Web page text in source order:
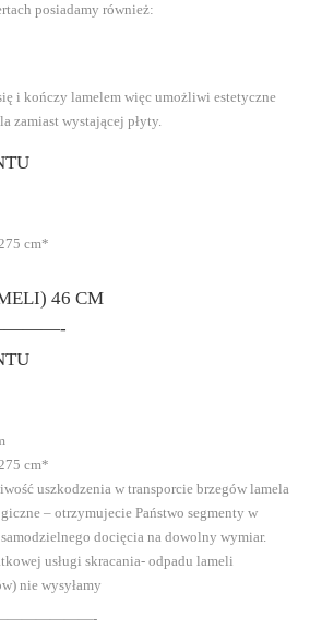
posiadamy również:
i kończy lamelem więc umożliwi estetyczne
zamiast wystającej płyty.
cm*
46 CM
cm*
uszkodzenia w transporcie brzegów lamela
– otrzymujecie Państwo segmenty w
docięcia na dowolny wymiar.
usługi skracania- odpadu lameli
nie wysyłamy